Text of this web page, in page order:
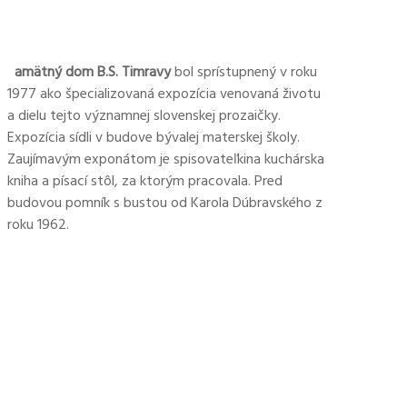
amätný dom B.S. Timravybol sprístupnený v roku
1977 ako špecializovaná expozícia venovaná životu
a dielu tejto významnej slovenskej prozaičky.
Expozícia sídli v budove bývalej materskej školy.
Zaujímavým exponátom je spisovateľkina kuchárska
kniha a písací stôl, za ktorým pracovala. Pred
budovou pomník s bustou od Karola Dúbravského z
roku 1962.